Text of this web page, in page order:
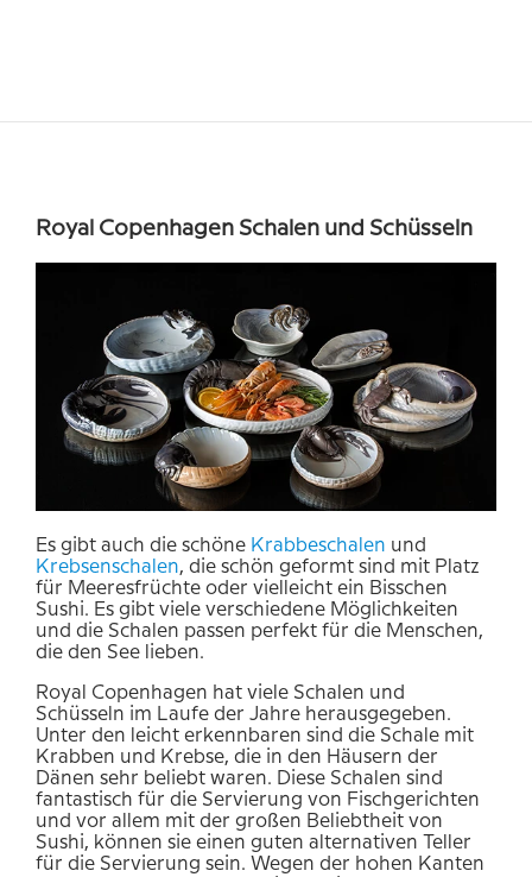
Royal Copenhagen Schalen und Schüsseln
Es gibt auch die schöne Krabbeschalen und
Krebsenschalen, die schön geformt sind mit Platz
für Meeresfrüchte oder vielleicht ein Bisschen
Sushi. Es gibt viele verschiedene Möglichkeiten
und die Schalen passen perfekt für die Menschen,
die den See lieben.
Royal Copenhagen hat viele Schalen und
Schüsseln im Laufe der Jahre herausgegeben.
Unter den leicht erkennbaren sind die Schale mit
Krabben und Krebse, die in den Häusern der
Dänen sehr beliebt waren. Diese Schalen sind
fantastisch für die Servierung von Fischgerichten
und vor allem mit der großen Beliebtheit von
Sushi, können sie einen guten alternativen Teller
für die Servierung sein. Wegen der hohen Kanten